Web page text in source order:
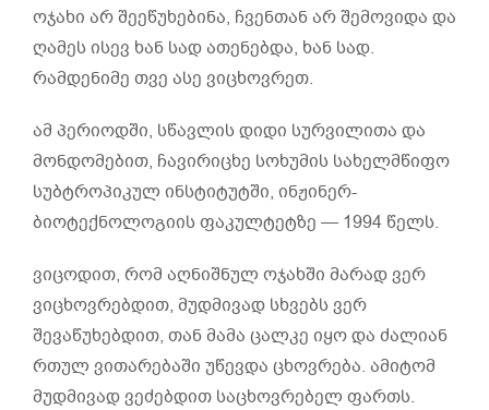
ოჯახი არ შეეწუხებინა, ჩვენთან არ შემოვიდა და
ღამეს ისევ ხან სად ათენებდა, ხან სად.
რამდენიმე თვე ასე ვიცხოვრეთ.
ამ პერიოდში, სწავლის დიდი სურვილითა და
მონდომებით, ჩავირიცხე სოხუმის სახელმწიფო
სუბტროპიკულ ინსტიტუტში, ინჟინერ-
ბიოტექნოლოგიის ფაკულტეტზე — 1994 წელს.
ვიცოდით, რომ აღნიშნულ ოჯახში მარად ვერ
ვიცხოვრებდით, მუდმივად სხვებს ვერ
შევაწუხებდით, თან მამა ცალკე იყო და ძალიან
რთულ ვითარებაში უწევდა ცხოვრება. ამიტომ
მუდმივად ვეძებდით საცხოვრებელ ფართს.